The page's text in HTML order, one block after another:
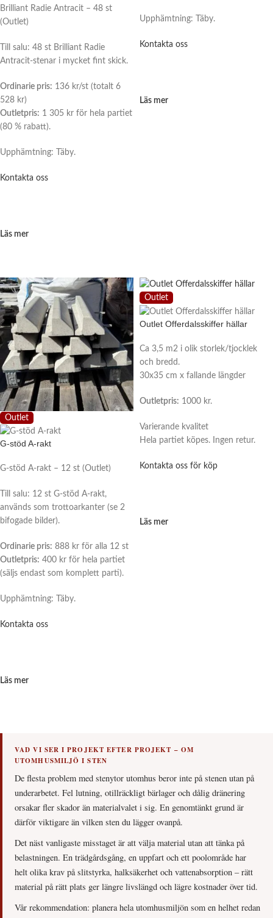
Brilliant Radie Antracit – 48 st
(Outlet)
Till salu: 48 st Brilliant Radie
Antracit-stenar i mycket fint skick.
Ordinarie pris: 136 kr/st (totalt 6
528 kr)
Outletpris: 1 305 kr för hela partiet
(80 % rabatt).
Upphämtning: Täby.
Kontakta oss
Läs mer
Upphämtning: Täby.
Kontakta oss
Läs mer
Outlet
G-stöd A-rakt
G-stöd A-rakt – 12 st (Outlet)
Till salu: 12 st G-stöd A-rakt,
används som trottoarkanter (se 2
bifogade bilder).
Ordinarie pris: 888 kr för alla 12 st
Outletpris: 400 kr för hela partiet
(säljs endast som komplett parti).
Upphämtning: Täby.
Kontakta oss
Läs mer
Outlet
Outlet Offerdalsskiffer hällar
Ca 3,5 m2 i olik storlek/tjocklek
och bredd.
30x35 cm x fallande längder
Outletpris: 1000 kr.
Varierande kvalitet
Hela partiet köpes. Ingen retur.
Kontakta oss för köp
Läs mer
VAD VI SER I PROJEKT EFTER PROJEKT – OM
UTOMHUSMILJÖ I STEN
De flesta problem med stenytor utomhus beror inte på stenen utan på
underarbetet. Fel lutning, otillräckligt bärlager och dålig dränering
orsakar fler skador än materialvalet i sig. En genomtänkt grund är
därför viktigare än vilken sten du lägger ovanpå.
Det näst vanligaste misstaget är att välja material utan att tänka på
belastningen. En trädgårdsgång, en uppfart och ett poolområde har
helt olika krav på slitstyrka, halksäkerhet och vattenabsorption – rätt
material på rätt plats ger längre livslängd och lägre kostnader över tid.
Vår rekommendation: planera hela utomhusmiljön som en helhet redan